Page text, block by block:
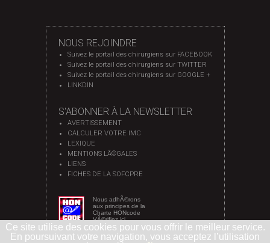
NOUS REJOINDRE
Suivez le portail des chirurgiens sur FACEBOOK
Suivez le portail des chirurgiens sur TWITTER
Suivez le portail des chirurgiens sur GOOGLE +
LINKDIN
S'ABONNER À LA NEWSLETTER
AVERTISSEMENT
CALCULER VOTRE IMC
LEXIQUE
MENTIONS LÃ©GALES
LIENS
FICHES DE LA SOFCPRE
Nous adhÃ©rons
aux principes de la
Charte HONcode
VÃ©rifiez ici
Ce site utilise des cookies pour vous offrir le meilleur service.
En poursuivant votre navigation, vous acceptez l’utilisation